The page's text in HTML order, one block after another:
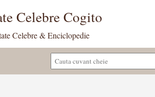
Celebre Cogito
Celebre & Enciclopedie